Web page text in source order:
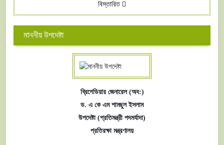
বিস্তারিত
মাননীয় উপদেষ্টা
ব্রিগেডিয়ার জেনারেল (অব:)
ড. এ কে এম শামছুল ইসলাম
উপদেষ্টা (প্রতিমন্ত্রী পদমর্যাদা)
প্রতিরক্ষা মন্ত্রণালয়